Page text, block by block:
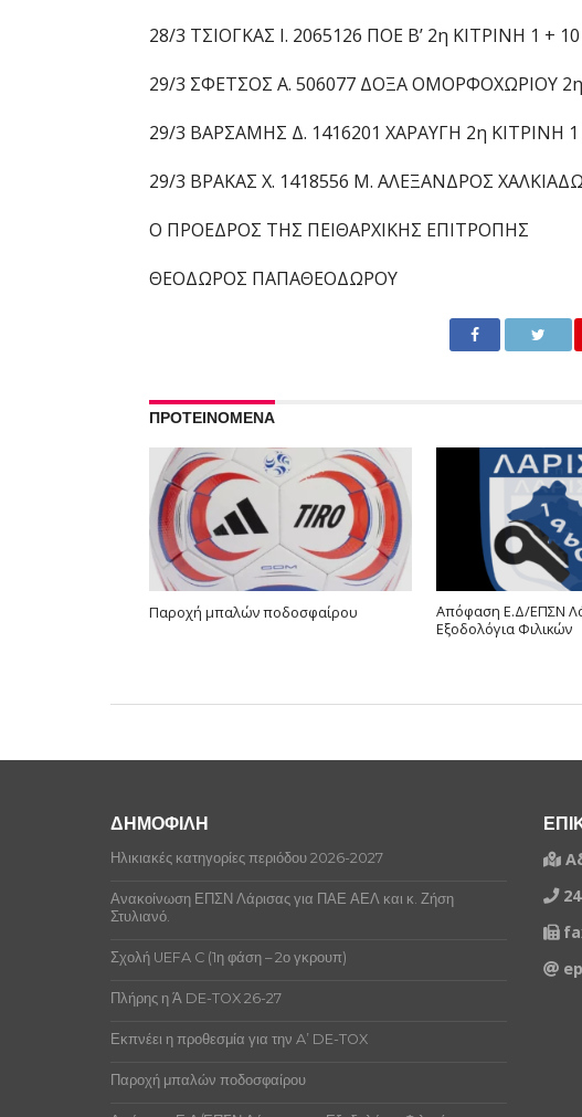
28/3 ΤΣΙΟΓΚΑΣ Ι. 2065126 ΠΟΕ Β’ 2η ΚΙΤΡΙΝΗ 1 + 10
29/3 ΣΦΕΤΣΟΣ Α. 506077 ΔΟΞΑ ΟΜΟΡΦΟΧΩΡΙΟΥ 2η
29/3 ΒΑΡΣΑΜΗΣ Δ. 1416201 ΧΑΡΑΥΓΗ 2η ΚΙΤΡΙΝΗ 1
29/3 ΒΡΑΚΑΣ Χ. 1418556 Μ. ΑΛΕΞΑΝΔΡΟΣ
Ο ΠΡΟΕΔΡΟΣ ΤΗΣ ΠΕΙΘΑΡΧΙΚΗΣ ΕΠΙΤΡΟΠΗΣ
ΘΕΟΔΩΡΟΣ ΠΑΠΑΘΕΟΔΩΡΟΥ
ΠΡΟΤΕΙΝΟΜΕΝΑ
Παροχή μπαλών ποδοσφαίρου
Απόφαση Ε.Δ/ΕΠΣΝ
Εξοδολόγια Φιλικών
ΔΗΜΟΦΙΛΗ
Ηλικιακές κατηγορίες περιόδου 2026-2027
Ανακοίνωση ΕΠΣΝ Λάρισας για ΠΑΕ ΑΕΛ και κ. Ζήση
Στυλιανό.
Σχολή UEFA C (1η φάση – 2ο γκρουπ)
Πλήρης η Ά DE-TOX 26-27
Εκπνέει η προθεσμία για την A’ DE-TOX
Παροχή μπαλών ποδοσφαίρου